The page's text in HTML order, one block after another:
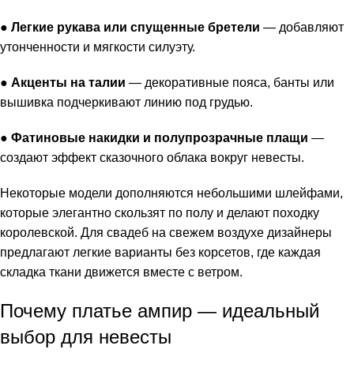
● Легкие рукава или спущенные бретели — добавляют
утонченности и мягкости силуэту.
● Акценты на талии — декоративные пояса, банты или
вышивка подчеркивают линию под грудью.
● Фатиновые накидки и полупрозрачные плащи —
создают эффект сказочного облака вокруг невесты.
Некоторые модели дополняются небольшими шлейфами,
которые элегантно скользят по полу и делают походку
королевской. Для свадеб на свежем воздухе дизайнеры
предлагают легкие варианты без корсетов, где каждая
складка ткани движется вместе с ветром.
Почему платье ампир — идеальный
выбор для невесты